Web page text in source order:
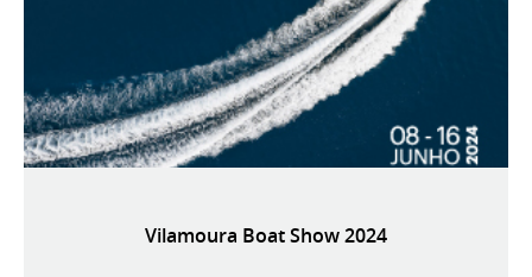
Vilamoura Boat Show 2024